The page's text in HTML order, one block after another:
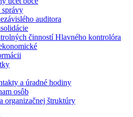
auditora
činností Hlavného kontrolóra
a úradné hodiny
osôb
organizačnej štruktúry